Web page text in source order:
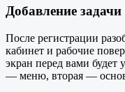
Добавление задачи
После регистрации
кабинет и рабочие
экран перед вами будет
— меню, вторая —